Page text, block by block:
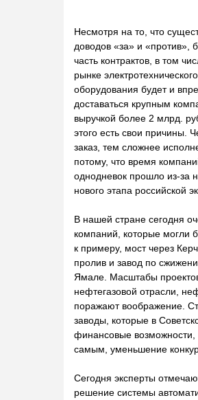
Несмотря на то, что
доводов «за» и «против»,
часть контрактов, в том
рынке электротехнического
оборудования будет и
доставаться крупным
выручкой более 2 млрд.
этого есть свои причины.
заказ, тем сложнее
потому, что время
однодневок прошло из-за
нового этапа российской
В нашей стране сегодня
компаний, которые могли
к примеру, мост через
пролив и завод по
Ямале. Масштабы
нефтегазовой отрасли,
поражают воображение.
заводы, которые в
финансовые возможности,
самым, уменьшение
Сегодня эксперты
решение системы